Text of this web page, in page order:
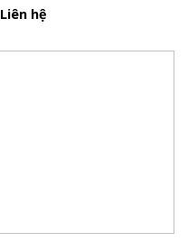
Liên hệ